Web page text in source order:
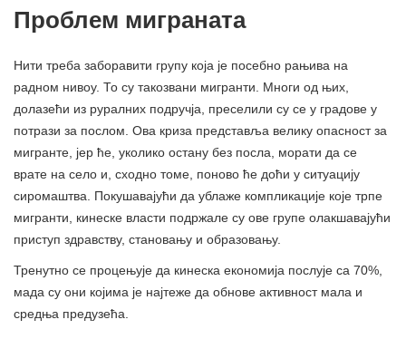
Проблем миграната
Нити треба заборавити групу која је посебно рањива на
радном нивоу. То су такозвани мигранти. Многи од њих,
долазећи из руралних подручја, преселили су се у градове у
потрази за послом. Ова криза представља велику опасност за
мигранте, јер ће, уколико остану без посла, морати да се
врате на село и, сходно томе, поново ће доћи у ситуацију
сиромаштва. Покушавајући да ублаже компликације које трпе
мигранти, кинеске власти подржале су ове групе олакшавајући
приступ здравству, становању и образовању.
Тренутно се процењује да кинеска економија послује са 70%,
мада су они којима је најтеже да обнове активност мала и
средња предузећа.